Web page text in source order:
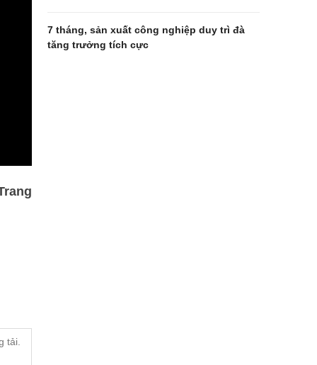
7 tháng, sản xuất công nghiệp duy trì đà
tăng trưởng tích cực